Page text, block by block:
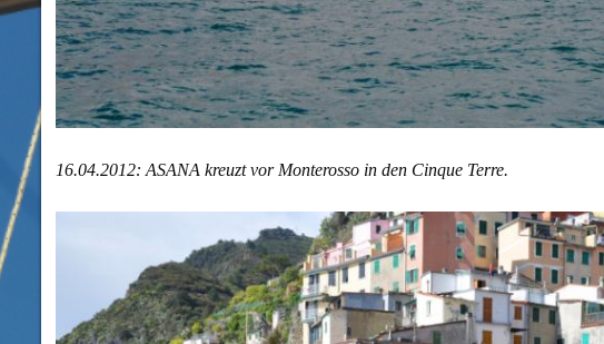
16.04.2012: ASANA kreuzt vor Monterosso in den Cinque Terre.